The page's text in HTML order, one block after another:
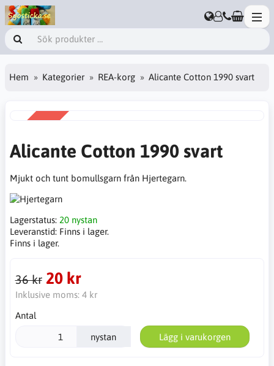
Hem Kategorier REA-korg Alicante Cotton 1990 svart
Alicante Cotton 1990 svart
Mjukt och tunt bomullsgarn från Hjertegarn.
Lagerstatus: 20 nystan
Leveranstid: Finns i lager.
Finns i lager.
36 kr 20 kr
Inklusive moms: 4 kr
Antal
nystan Lägg i varukorgen